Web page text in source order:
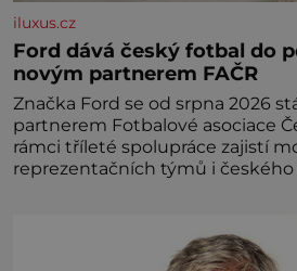
iluxus.cz
Ford dává český fotbal do
novým partnerem FAČR
Značka Ford se od srpna 2026
partnerem Fotbalové asociace
rámci tříleté spolupráce zajistí
reprezentačních týmů i českého